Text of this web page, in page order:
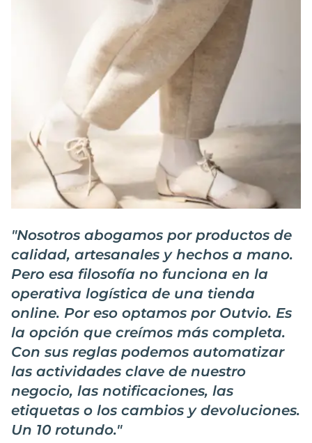
"Nosotros abogamos por productos de
calidad, artesanales y hechos a mano.
Pero esa filosofía no funciona en la
operativa logística de una tienda
online. Por eso optamos por Outvio. Es
la opción que creímos más completa.
Con sus reglas podemos automatizar
las actividades clave de nuestro
negocio, las notificaciones, las
etiquetas o los cambios y devoluciones.
Un 10 rotundo."